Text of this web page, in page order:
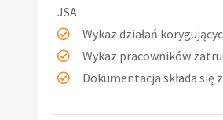
JSA
Wykaz działań
Wykaz pracowników
Dokumentacja składa się